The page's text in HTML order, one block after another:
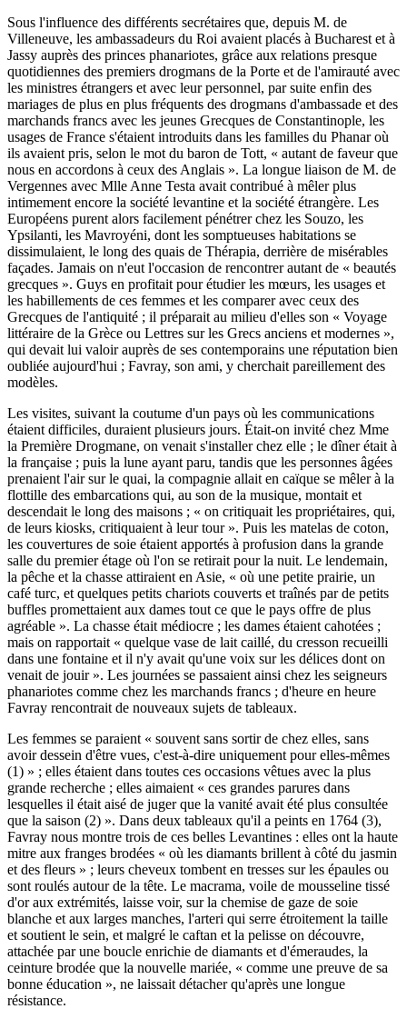
Sous l'influence des différents secrétaires que, depuis M. de
Villeneuve, les ambassadeurs du Roi avaient placés à Bucharest et à
Jassy auprès des princes phanariotes, grâce aux relations presque
quotidiennes des premiers drogmans de la Porte et de l'amirauté avec
les ministres étrangers et avec leur personnel, par suite enfin des
mariages de plus en plus fréquents des drogmans d'ambassade et des
marchands francs avec les jeunes Grecques de Constantinople, les
usages de France s'étaient introduits dans les familles du Phanar où
ils avaient pris, selon le mot du baron de Tott, « autant de faveur que
nous en accordons à ceux des Anglais ». La longue liaison de M. de
Vergennes avec Mlle Anne Testa avait contribué à mêler plus
intimement encore la société levantine et la société étrangère. Les
Européens purent alors facilement pénétrer chez les Souzo, les
Ypsilanti, les Mavroyéni, dont les somptueuses habitations se
dissimulaient, le long des quais de Thérapia, derrière de misérables
façades. Jamais on n'eut l'occasion de rencontrer autant de « beautés
grecques ». Guys en profitait pour étudier les mœurs, les usages et
les habillements de ces femmes et les comparer avec ceux des
Grecques de l'antiquité ; il préparait au milieu d'elles son « Voyage
littéraire de la Grèce ou Lettres sur les Grecs anciens et modernes »,
qui devait lui valoir auprès de ses contemporains une réputation bien
oubliée aujourd'hui ; Favray, son ami, y cherchait pareillement des
modèles.
Les visites, suivant la coutume d'un pays où les communications
étaient difficiles, duraient plusieurs jours. Était-on invité chez Mme
la Première Drogmane, on venait s'installer chez elle ; le dîner était à
la française ; puis la lune ayant paru, tandis que les personnes âgées
prenaient l'air sur le quai, la compagnie allait en caïque se mêler à la
flottille des embarcations qui, au son de la musique, montait et
descendait le long des maisons ; « on critiquait les propriétaires, qui,
de leurs kiosks, critiquaient à leur tour ». Puis les matelas de coton,
les couvertures de soie étaient apportés à profusion dans la grande
salle du premier étage où l'on se retirait pour la nuit. Le lendemain,
la pêche et la chasse attiraient en Asie, « où une petite prairie, un
café turc, et quelques petits chariots couverts et traînés par de petits
buffles promettaient aux dames tout ce que le pays offre de plus
agréable ». La chasse était médiocre ; les dames étaient cahotées ;
mais on rapportait « quelque vase de lait caillé, du cresson recueilli
dans une fontaine et il n'y avait qu'une voix sur les délices dont on
venait de jouir ». Les journées se passaient ainsi chez les seigneurs
phanariotes comme chez les marchands francs ; d'heure en heure
Favray rencontrait de nouveaux sujets de tableaux.
Les femmes se paraient « souvent sans sortir de chez elles, sans
avoir dessein d'être vues, c'est-à-dire uniquement pour elles-mêmes
(1) » ; elles étaient dans toutes ces occasions vêtues avec la plus
grande recherche ; elles aimaient « ces grandes parures dans
lesquelles il était aisé de juger que la vanité avait été plus consultée
que la saison (2) ». Dans deux tableaux qu'il a peints en 1764 (3),
Favray nous montre trois de ces belles Levantines : elles ont la haute
mitre aux franges brodées « où les diamants brillent à côté du jasmin
et des fleurs » ; leurs cheveux tombent en tresses sur les épaules ou
sont roulés autour de la tête. Le macrama, voile de mousseline tissé
d'or aux extrémités, laisse voir, sur la chemise de gaze de soie
blanche et aux larges manches, l'arteri qui serre étroitement la taille
et soutient le sein, et malgré le caftan et la pelisse on découvre,
attachée par une boucle enrichie de diamants et d'émeraudes, la
ceinture brodée que la nouvelle mariée, « comme une preuve de sa
bonne éducation », ne laissait détacher qu'après une longue
résistance.